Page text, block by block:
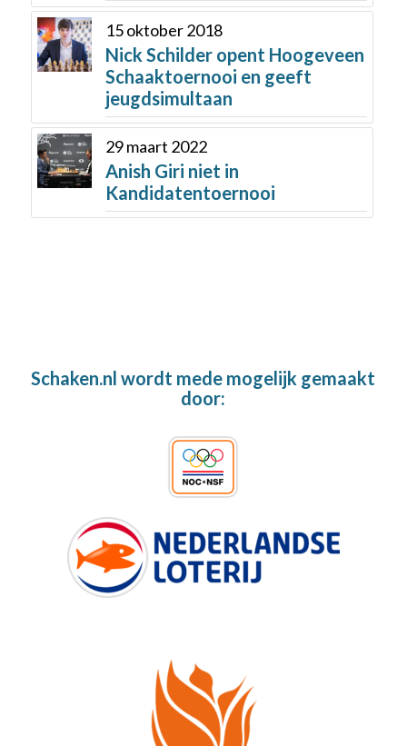
15 oktober 2018
Nick Schilder opent Hoogeveen
Schaaktoernooi en geeft
jeugdsimultaan
29 maart 2022
Anish Giri niet in
Kandidatentoernooi
Schaken.nl wordt mede mogelijk gemaakt
door: